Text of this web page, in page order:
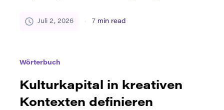
ein Detail, das nicht passt, ein Muster, das es
Juli 2, 2026 7 min read
Wörterbuch
Kulturkapital in kreativen
Kontexten definieren